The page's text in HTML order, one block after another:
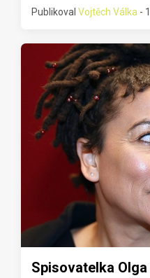
Publikoval Vojtěch Válka -
Spisovatelka